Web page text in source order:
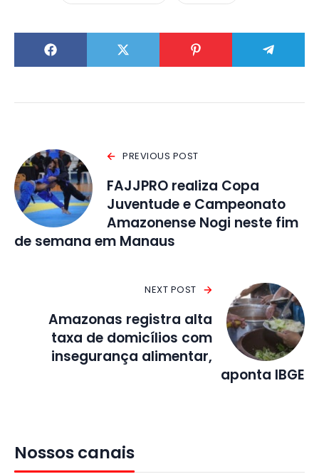
PREVIOUS POST
FAJJPRO realiza Copa
Juventude e Campeonato
Amazonense Nogi neste fim
de semana em Manaus
NEXT POST
Amazonas registra alta
taxa de domicílios com
insegurança alimentar,
aponta IBGE
Nossos canais